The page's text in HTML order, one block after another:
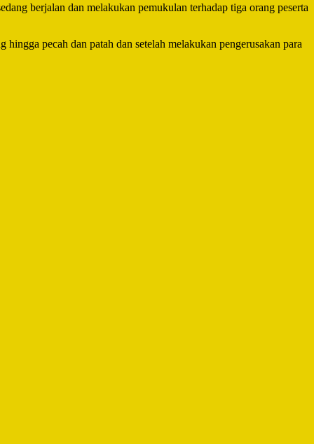
berjalan dan melakukan pemukulan terhadap tiga orang peserta
pecah dan patah dan setelah melakukan pengerusakan para